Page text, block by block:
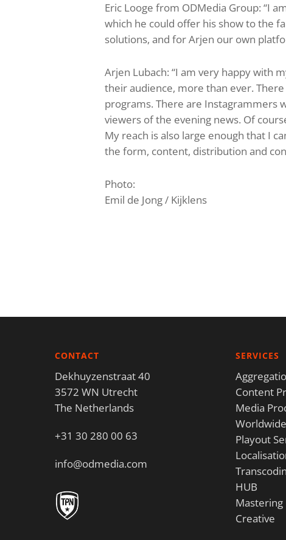
Eric Looge from ODMedia Group: “I
which he could offer his show to the
solutions, and for Arjen our own
Arjen Lubach: “I am very happy with
their audience, more than ever.
programs. There are Instagrammers
viewers of the evening news. Of
My reach is also large enough that I
the form, content, distribution and
Photo:
Emil de Jong / Kijklens
CONTACT
Dekhuyzenstraat 40
3572 WN Utrecht
The Netherlands
+31 30 280 00 63
info@odmedia.com
SERVICES
Content
Media
Playout
HUB
Mastering
Creative